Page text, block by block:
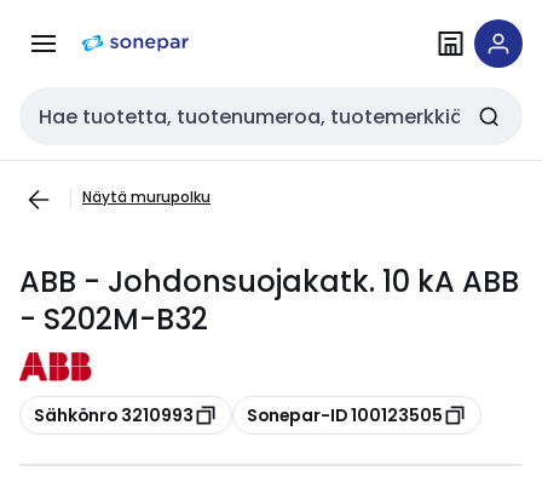
navigointiinsisältöön
Haku
Näytä murupolku
ABB - Johdonsuojakatk. 10 kA ABB
- S202M-B32
Kopioi
Sähkönro 3210993 Kopioi
Sonepar-ID 100123505